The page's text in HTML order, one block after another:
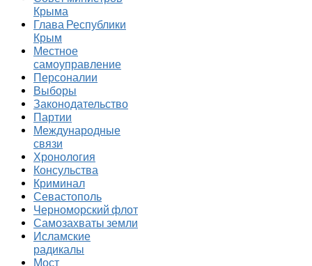
Крыма
Глава Республики
Крым
Местное
самоуправление
Персоналии
Выборы
Законодательство
Партии
Международные
связи
Хронология
Консульства
Криминал
Севастополь
Черноморский флот
Самозахваты земли
Исламские
радикалы
Мост